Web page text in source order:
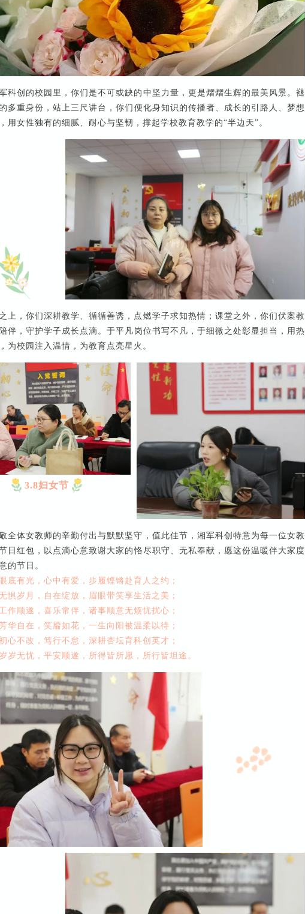
科创的校园里，你们是不可或缺的中坚力量，更是熠熠生辉的最美风景。褪
多重身份，站上三尺讲台，你们便化身知识的传播者、成长的引路人、梦想
用女性独有的细腻、耐心与坚韧，撑起学校教育教学的“半边天”。
上，你们深耕教学、循循善诱，点燃学子求知热情；课堂之外，你们伏案教
伴，守护学子成长点滴。于平凡岗位书写不凡，于细微之处彰显担当，用热
为校园注入温情，为教育点亮星火。
3.8妇女节
全体女教师的辛勤付出与默默坚守，值此佳节，湘军科创特意为每一位女教
日红包，以点滴心意致谢大家的恪尽职守、无私奉献，愿这份温暖伴大家度
的节日。
底有光，心中有爱，步履铿锵赴育人之约；
惧岁月，自在绽放，眉眼带笑享生活之美；
作顺遂，喜乐常伴，诸事顺意无烦忧扰心；
华自在，笑靥如花，一生向阳被温柔以待；
心不改，笃行不怠，深耕杏坛育科创英才；
岁无忧，平安顺遂，所得皆所愿，所行皆坦途。